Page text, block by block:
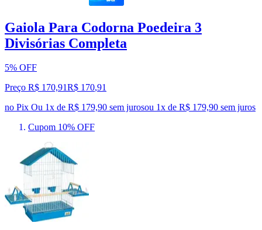
Gaiola Para Codorna Poedeira 3
Divisórias Completa
5% OFF
Preço R$ 170,91R$ 170,91
no Pix Ou 1x de R$ 179,90 sem jurosou 1x de R$ 179,90 sem juros
Cupom 10% OFF